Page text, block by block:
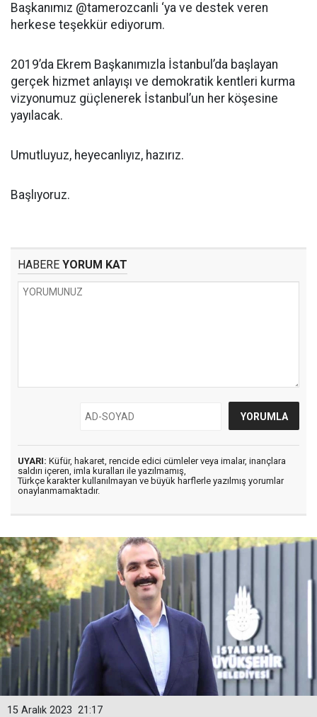
Başkanımız @tamerozcanli ‘ya ve destek veren
herkese teşekkür ediyorum.
2019’da Ekrem Başkanımızla İstanbul’da başlayan
gerçek hizmet anlayışı ve demokratik kentleri kurma
vizyonumuz güçlenerek İstanbul’un her köşesine
yayılacak.
Umutluyuz, heyecanlıyız, hazırız.
Başlıyoruz.
HABERE YORUM KAT
UYARI: Küfür, hakaret, rencide edici cümleler veya imalar, inançlara
saldırı içeren, imla kuralları ile yazılmamış,
Türkçe karakter kullanılmayan ve büyük harflerle yazılmış yorumlar
onaylanmamaktadır.
21:17
15 Aralık 2023